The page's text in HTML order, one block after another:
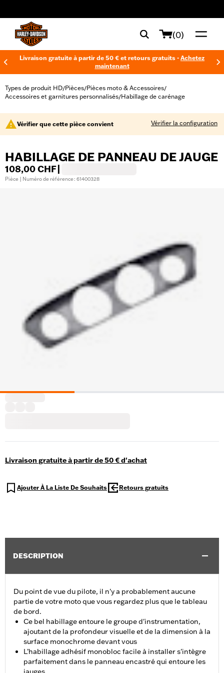
(0)
Livraison gratuite à partir de 50 € et retours gratuits - Achetez
maintenant
Types de produit HD/Pièces/Pièces moto & Accessoires/
Accessoires et garnitures personnalisés/Habillage de carénage
Vérifier que cette pièce convient Vérifier la configuration
HABILLAGE DE PANNEAU DE JAUGE
108,00 CHF
Pièce | Numéro de référence : 61400328
Livraison gratuite à partir de 50 € d'achat
Ajouter À La Liste De Souhaits Retours gratuits
DESCRIPTION
Du point de vue du pilote, il n'y a probablement aucune
partie de votre moto que vous regardez plus que le tableau
de bord.
Ce bel habillage entoure le groupe d'instrumentation,
ajoutant de la profondeur visuelle et de la dimension à la
surface monochrome devant vous
L’habillage adhésif monobloc facile à installer s'intègre
parfaitement dans le panneau encastré qui entoure les